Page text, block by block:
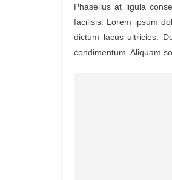
Phasellus at ligula
facilisis. Lorem ipsum
dictum lacus ultricies.
condimentum. Aliquam